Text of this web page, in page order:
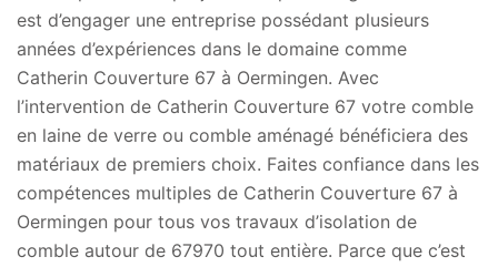
est d’engager une entreprise possédant plusieurs
années d’expériences dans le domaine comme
Catherin Couverture 67 à Oermingen. Avec
l’intervention de Catherin Couverture 67 votre comble
en laine de verre ou comble aménagé bénéficiera des
matériaux de premiers choix. Faites confiance dans les
compétences multiples de Catherin Couverture 67 à
Oermingen pour tous vos travaux d’isolation de
comble autour de 67970 tout entière. Parce que c’est